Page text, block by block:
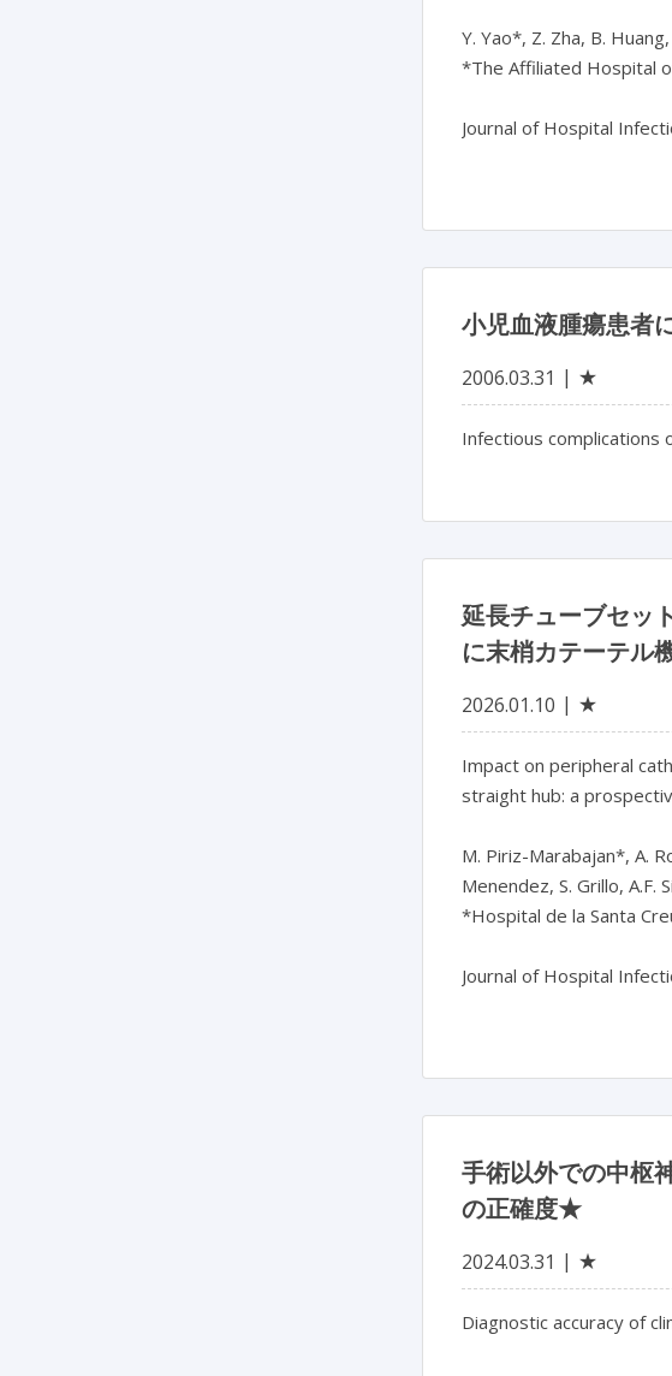
Y. Yao*, Z. Zha, B.
*The Affiliated Hospital
小児血液腫瘍患者
2006.03.31 ★
Infectious complications
延長チューブセッ
に末梢カテーテル
2026.01.10 ★
Impact on peripheral
straight hub: a
M. Piriz-Marabajan*, A.
Menendez, S. Grillo, A.F.
*Hospital de la Santa
Journal of Hospital
手術以外での中枢
の正確度★
2024.03.31 ★
Diagnostic accuracy of